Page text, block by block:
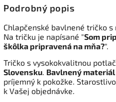
Podrobný popis
Chlapčenské bavlnené tričko
Na tričku je napísané "Som
škôlka pripravená na mňa?".
Tričko s vysokokvalitnou
Slovensku. Bavlnený materiál
príjemný k pokožke.
k Vašej objednávke.